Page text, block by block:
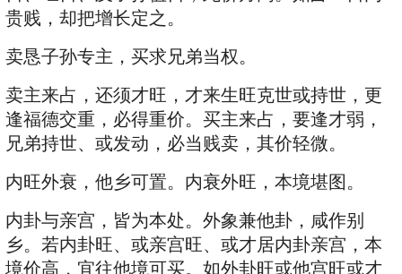
贵贱，却把增长定之。
卖恳子孙专主，买求兄弟当权。
卖主来占，还须才旺，才来生旺克世或持世，更
逢福德交重，必得重价。买主来占，要逢才弱，
兄弟持世、或发动，必当贱卖，其价轻微。
内旺外衰，他乡可置。内衰外旺，本境堪图。
内卦与亲宫，皆为本处。外象兼他卦，咸作别
乡。若内卦旺、或亲宫旺、或才居内卦亲宫，本
境价高，宜往他境可买。如外卦旺或他宫旺或才